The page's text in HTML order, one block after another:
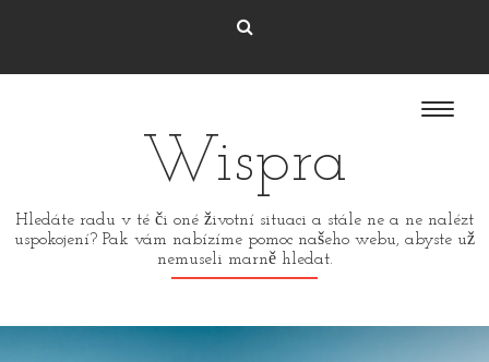
Wispra
Hledáte radu v té či oné životní situaci a stále ne a ne nalézt
uspokojení? Pak vám nabízíme pomoc našeho webu, abyste už
nemuseli marně hledat.